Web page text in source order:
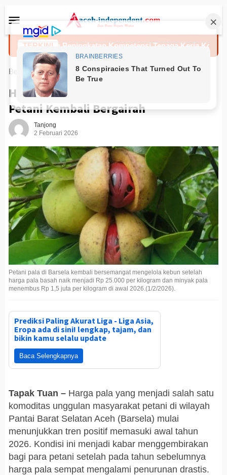
ke
kontenMobile
TERKINI
Peningkatan Kompetensi Tenaga Kerja Konstruksi Melalui
Beranda News
Harga Pala di Barsela Mulai Bangkit,
Petani Kembali Bergairah
Tanjong
2 Februari 2026
Petani pala di Barsela kembali bersemangat mengelola kebun setelah
harga pala basah naik menjadi Rp 25.000 per kilogram dan minyak pala
menembus Rp 1,5 juta per kilogram di awal 2026.(1/2/2026).
Prediksi Paling Akurat Liga - Liga Asia,
Eropa ada di sini! lengkap, tajam, dan
bikin kamu selalu update
Baca Selengkapnya
Tapak Tuan – Harga pala yang menjadi salah satu
komoditas unggulan masyarakat petani di wilayah
Pantai Barat Selatan Aceh (Barsela) mulai
menunjukkan tren positif memasuki awal tahun
2026. Kondisi ini menjadi kabar menggembirakan
bagi para petani setelah pada tahun sebelumnya
harga pala sempat mengalami penurunan drastis.